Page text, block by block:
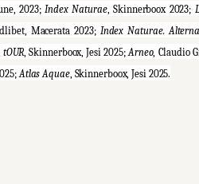
2023; Index Naturae, Skinnerboox 2023;
Macerata 2023; Index Naturae.
tOUR , Skinnerboox, Jesi 2025; Arneo, Claudio
Atlas Aquae, Skinnerboox, Jesi 2025.